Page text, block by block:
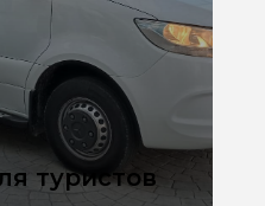
туристов